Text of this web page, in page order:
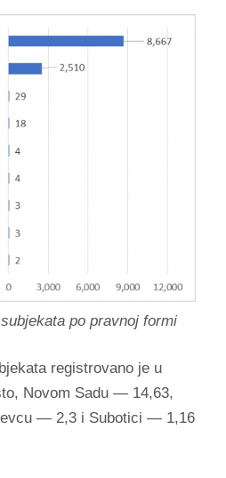
po pravnoj formi
registrovano je u
Novom Sadu — 14,63,
— 2,3 i Subotici — 1,16